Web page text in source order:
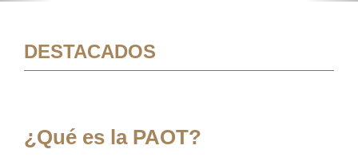
DESTACADOS
¿Qué es la PAOT?